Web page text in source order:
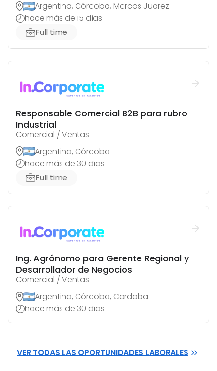
Argentina, Córdoba, Marcos Juarez
hace más de 15 días
Full time
Responsable Comercial B2B para rubro
Industrial
Comercial / Ventas
Argentina, Córdoba
hace más de 30 días
Full time
Ing. Agrónomo para Gerente Regional y
Desarrollador de Negocios
Comercial / Ventas
Argentina, Córdoba, Cordoba
hace más de 30 días
VER TODAS LAS OPORTUNIDADES LABORALES